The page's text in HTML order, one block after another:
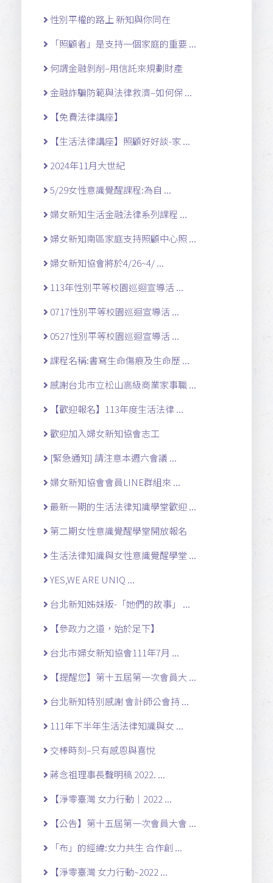
性別平權的路上 新知與你同在
「照顧者」是支持一個家庭的重要 ...
何謂金融剝削–用信託來規劃財產
金融詐騙防範與法律救濟–如何保 ...
【免費法律講座】
【生活法律講座】照顧好好談-家 ...
2024年11月大世紀
5/29女性意識覺醒課程:為自 ...
婦女新知生活金融法律系列課程 ...
婦女新知南區家庭支持照顧中心照 ...
婦女新知協會將於4/26~4/ ...
113年性別平等校園巡迴宣導活 ...
0717性別平等校園巡迴宣導活 ...
0527性別平等校園巡迴宣導活 ...
課程名稱:書寫生命傷痕及生命歷 ...
感謝台北市立松山高級商業家事職 ...
【歡迎報名】113年度生活法律 ...
歡迎加入婦女新知協會志工
[緊急通知] 請注意本週六會議 ...
婦女新知協會會員LINE群組來 ...
最新一期的生活法律知識學堂歡迎 ...
第二期女性意識覺醒學堂開放報名
生活法律知識與女性意識覺醒學堂 ...
YES,WE ARE UNIQ ...
台北新知姊妹版-「她們的故事」 ...
【參政力之道，始於足下】
台北市婦女新知協會111年7月 ...
【提醒您】第十五屆第一次會員大 ...
台北新知特別感謝 會計師公會持 ...
111年下半年生活法律知識與女 ...
交棒時刻–只有感恩與喜悅
蔣念祖理事長聲明稿 2022. ...
【淨零臺灣 女力行動｜2022 ...
【公告】第十五屆第一次會員大會 ...
「布」的經緯:女力共生 合作創 ...
【淨零臺灣 女力行動~2022 ...